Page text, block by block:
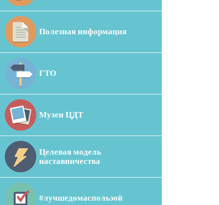
Полезная информация
ГТО
Музеи ЦДТ
Целевая модель
наставничества
#лучшедомаспользой